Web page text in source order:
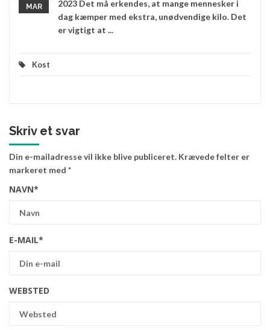
MAR
2023 Det må erkendes, at mange mennesker i
dag kæmper med ekstra, unødvendige kilo. Det
er vigtigt at ...
Kost
Skriv et svar
Din e-mailadresse vil ikke blive publiceret. Krævede felter er
markeret med *
NAVN*
E-MAIL*
WEBSTED